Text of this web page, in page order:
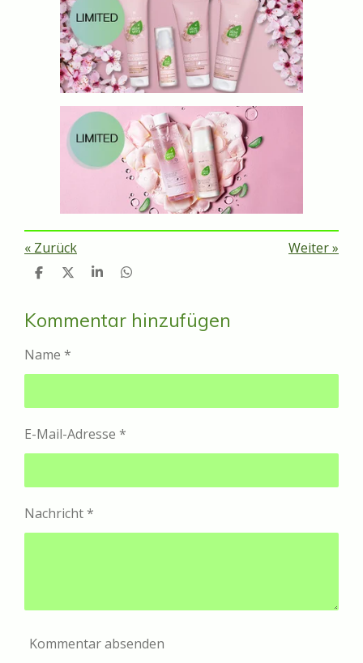
« Zurück Weiter»
T
l
e
T
l
e
T
l
e
T
l
Kommentar hinzufügen
Name *
E-Mail-Adresse *
Nachricht *
Kommentar absenden